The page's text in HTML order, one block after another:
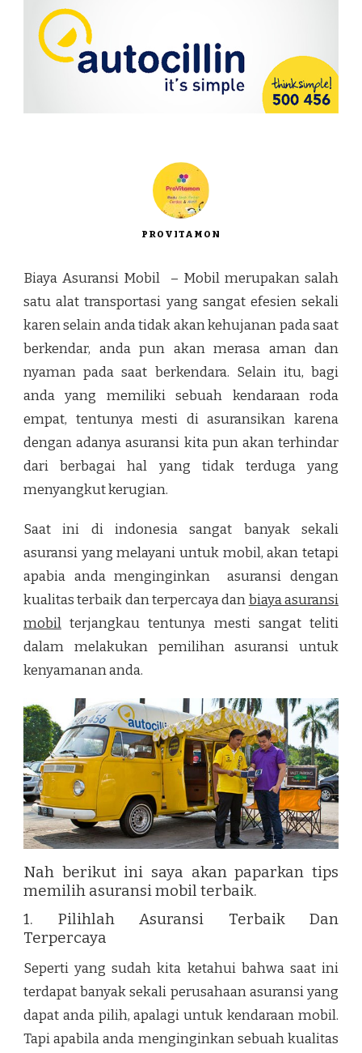
PROVITAMON
Biaya Asuransi Mobil – Mobil merupakan salah
satu alat transportasi yang sangat efesien sekali
karen selain anda tidak akan kehujanan pada saat
berkendar, anda pun akan merasa aman dan
nyaman pada saat berkendara. Selain itu, bagi
anda yang memiliki sebuah kendaraan roda
empat, tentunya mesti di asuransikan karena
dengan adanya asuransi kita pun akan terhindar
dari berbagai hal yang tidak terduga yang
menyangkut kerugian.
Saat ini di indonesia sangat banyak sekali
asuransi yang melayani untuk mobil, akan tetapi
apabia anda menginginkan asuransi dengan
kualitas terbaik dan terpercaya danbiaya asuransi
mobil terjangkau tentunya mesti sangat teliti
dalam melakukan pemilihan asuransi untuk
kenyamanan anda.
Nah berikut ini saya akan paparkan tips
memilih asuransi mobil terbaik.
1. Pilihlah Asuransi Terbaik Dan
Terpercaya
Seperti yang sudah kita ketahui bahwa saat ini
terdapat banyak sekali perusahaan asuransi yang
dapat anda pilih, apalagi untuk kendaraan mobil.
Tapi apabila anda menginginkan sebuah kualitas